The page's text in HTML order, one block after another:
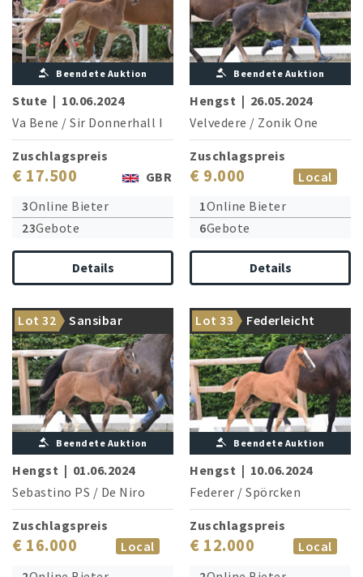
Beendete Auktion
Stute | 10.06.2024
Va Bene / Sir Donnerhall I
Zuschlagspreis
€ 17.500
GBR
3Online Bieter
23Gebote
Details
Beendete Auktion
Hengst | 26.05.2024
Velvedere / Zonik One
Zuschlagspreis
€ 9.000
Local
1Online Bieter
6Gebote
Details
Lot 32 Sansibar
Bruder von zwei gekörten
Hengsten!
Beendete Auktion
Hengst | 01.06.2024
Sebastino PS / De Niro
Zuschlagspreis
€ 16.000
Local
Lot 33 Federleicht
Preisspitzenlieferant Federer
trumpft auf!
Beendete Auktion
Hengst | 10.06.2024
Federer / Spörcken
Zuschlagspreis
€ 12.000
Local